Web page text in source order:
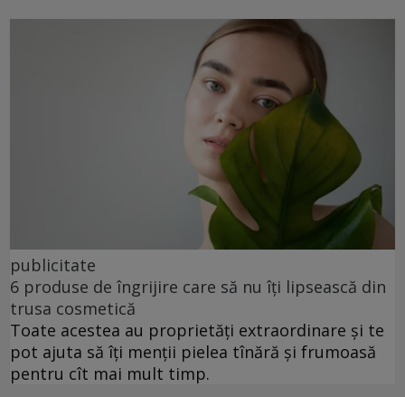
publicitate
6 produse de îngrijire care să nu îți lipsească din
trusa cosmetică
Toate acestea au proprietăți extraordinare și te
pot ajuta să îți menții pielea tînără și frumoasă
pentru cît mai mult timp.